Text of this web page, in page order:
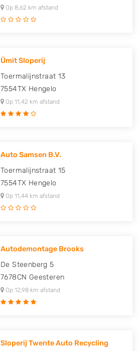
Op 8,62 km afstand
Ümit Sloperij
Toermalijnstraat 13
7554TX Hengelo
Op 11,42 km afstand
Auto Samsen B.V.
Toermalijnstraat 15
7554TX Hengelo
Op 11,44 km afstand
Autodemontage Brooks
De Steenberg 5
7678CN Geesteren
Op 12,98 km afstand
Sloperij Twente Auto Recycling